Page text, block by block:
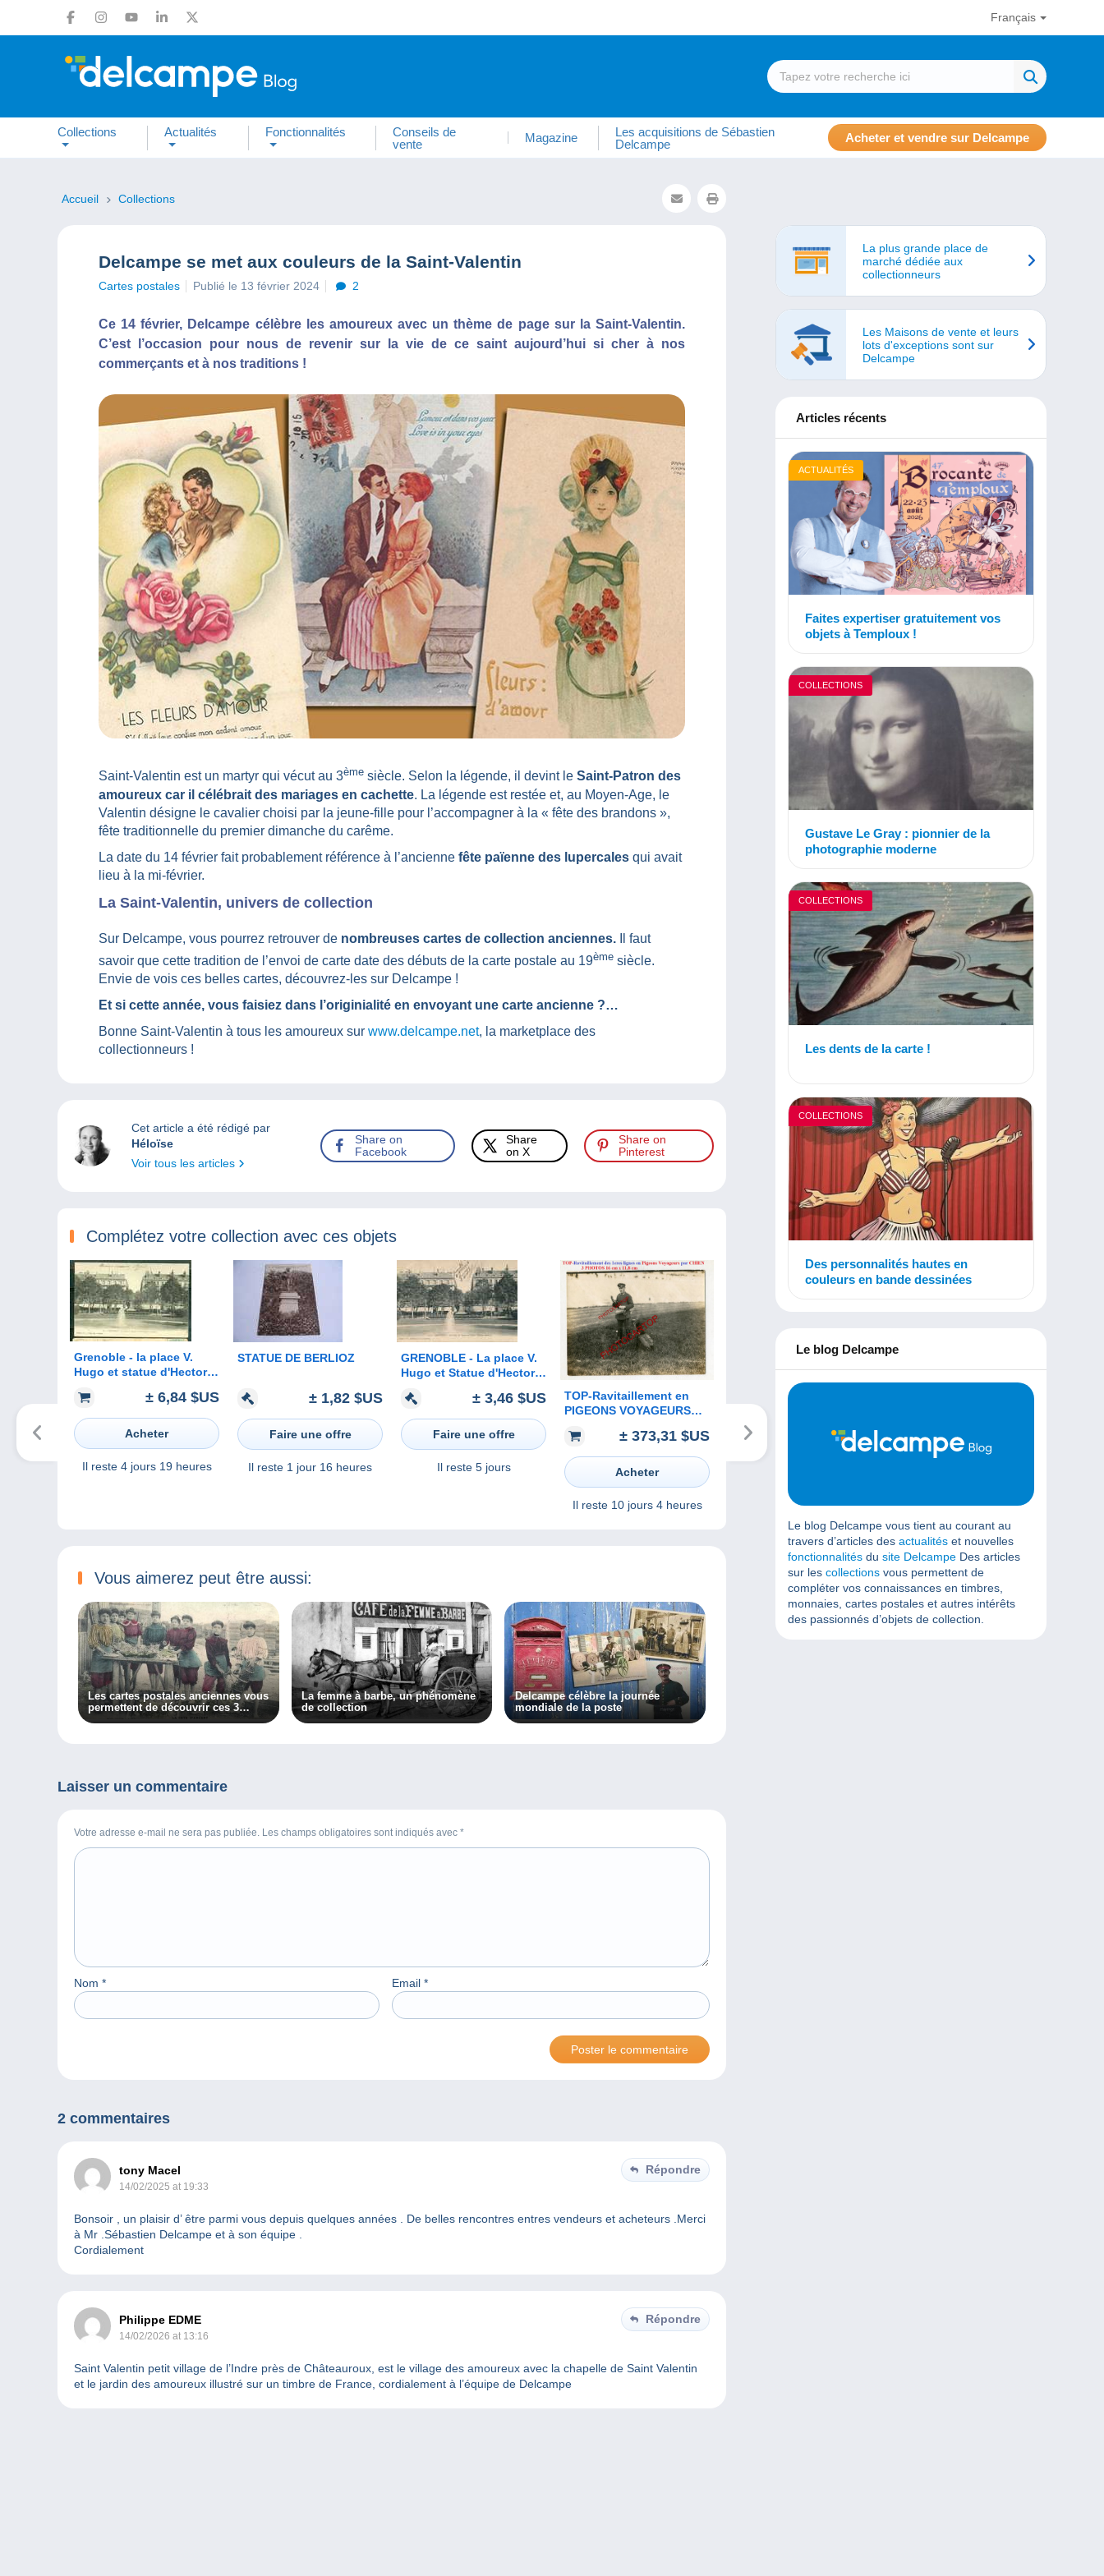
Français
Collections Actualités Fonctionnalités
Conseils de
vente
Magazine
Les acquisitions de Sébastien
Delcampe
Acheter et vendre sur Delcampe
Accueil Collections
Delcampe se met aux couleurs de la Saint-Valentin
Cartes postales Publié le 13 février 2024 2
Ce 14 février, Delcampe célèbre les amoureux avec un thème de page sur la Saint-Valentin.
C’est l’occasion pour nous de revenir sur la vie de ce saint aujourd’hui si cher à nos
commerçants et à nos traditions !
Saint-Valentin est un martyr qui vécut au 3ème siècle. Selon la légende, il devint le Saint-Patron des
amoureux car il célébrait des mariages en cachette. La légende est restée et, au Moyen-Age, le
Valentin désigne le cavalier choisi par la jeune-fille pour l’accompagner à la « fête des brandons »,
fête traditionnelle du premier dimanche du carême.
La date du 14 février fait probablement référence à l’ancienne fête païenne des lupercales qui avait
lieu à la mi-février.
La Saint-Valentin, univers de collection
Sur Delcampe, vous pourrez retrouver de nombreuses cartes de collection anciennes. Il faut
savoir que cette tradition de l’envoi de carte date des débuts de la carte postale au 19ème siècle.
Envie de vois ces belles cartes, découvrez-les sur Delcampe !
Et si cette année, vous faisiez dans l’originialité en envoyant une carte ancienne ?…
Bonne Saint-Valentin à tous les amoureux sur www.delcampe.net, la marketplace des
collectionneurs !
Cet article a été rédigé par
Héloïse
Voir tous les articles
Share on
Facebook
Share
on X
Share on
Pinterest
Complétez votre collection avec ces objets
Grenoble - la place V.
Hugo et statue d'Hector
± 6,84 $US
Acheter
Il reste 4 jours 19 heures
STATUE DE BERLIOZ
± 1,82 $US
Faire une offre
Il reste 1 jour 16 heures
GRENOBLE - La place V.
Hugo et Statue d'Hector
± 3,46 $US
Faire une offre
Il reste 5 jours
TOP-Ravitaillement en
PIGEONS VOYAGEURS
BRIEFTAUBEN-3x
PHOTOS all.-Guerre 14-
18-1 WK-Militaria-
± 373,31 $US
Acheter
Il reste 10 jours 4 heures
Vous aimerez peut être aussi:
Les cartes postales anciennes vous
permettent de découvrir ces 3
métiers oubliés !
La femme à barbe, un phénomène
de collection
Delcampe célèbre la journée
mondiale de la poste
Laisser un commentaire
Votre adresse e-mail ne sera pas publiée. Les champs obligatoires sont indiqués avec *
Nom * Email *
2 commentaires
tony Macel
14/02/2025 at 19:33
Répondre
Bonsoir , un plaisir d’ être parmi vous depuis quelques années . De belles rencontres entres vendeurs et acheteurs .Merci
à Mr .Sébastien Delcampe et à son équipe .
Cordialement
Philippe EDME
14/02/2026 at 13:16
Répondre
Saint Valentin petit village de l’Indre près de Châteauroux, est le village des amoureux avec la chapelle de Saint Valentin
et le jardin des amoureux illustré sur un timbre de France, cordialement à l’équipe de Delcampe
La plus grande place de
marché dédiée aux
collectionneurs
Les Maisons de vente et leurs
lots d'exceptions sont sur
Delcampe
Articles récents
ACTUALITÉS
Faites expertiser gratuitement vos
objets à Temploux !
COLLECTIONS
Gustave Le Gray : pionnier de la
photographie moderne
COLLECTIONS
Les dents de la carte !
COLLECTIONS
Des personnalités hautes en
couleurs en bande dessinées
Le blog Delcampe
Le blog Delcampe vous tient au courant au
travers d’articles des actualités et nouvelles
fonctionnalités du site Delcampe Des articles
sur les collections vous permettent de
compléter vos connaissances en timbres,
monnaies, cartes postales et autres intérêts
des passionnés d’objets de collection.